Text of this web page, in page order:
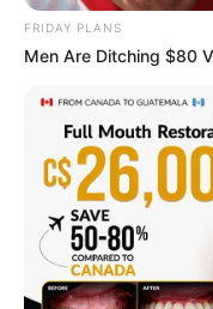
They Forgot The
Results Were
BUZZ DAY
เรื่องอื่นๆ ที่น่
FRIDAY PLANS
Men Are Ditching $80